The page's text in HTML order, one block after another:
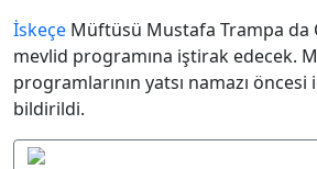
İskeçe Müftüsü Mustafa Trampa da
mevlid programına iştirak edecek.
programlarının yatsı namazı
bildirildi.